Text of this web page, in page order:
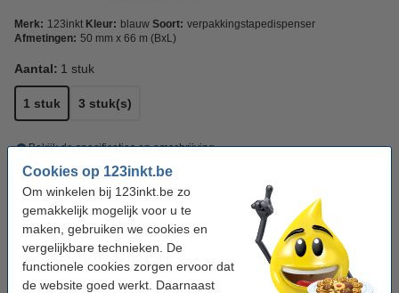
Cookies op 123inkt.be
Om winkelen bij 123inkt.be zo
gemakkelijk mogelijk voor u te
maken, gebruiken we cookies en
vergelijkbare technieken. De
functionele cookies zorgen ervoor dat
de website goed werkt. Daarnaast
Merk: 123inkt Kleur: blauw Soort: verpakkingstapedispenser
Afmetingen: 50 mm x 66 m (BxL)
Aantal: 1 stuk
1 stuk 3 stuk(s)
Bekijk de specificaties en omschrijving
Bespaar bijna
70% met ons huismerk
Direct leverbaar
Morgen in huis
€ 7,95 Bestellen
Winstpakker!